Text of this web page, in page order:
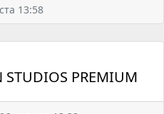
13:58
PREMIUM